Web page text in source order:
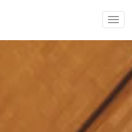
Toggle